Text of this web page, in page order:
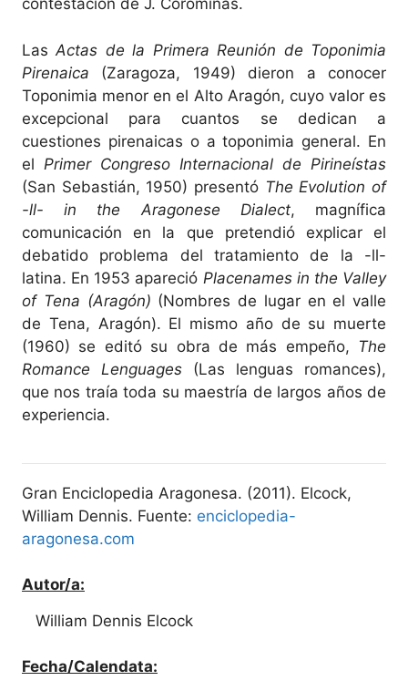
contestación de J. Corominas.
LasActas de la Primera Reunión de Toponimia
Pirenaica (Zaragoza, 1949) dieron a conocer
Toponimia menor en el Alto Aragón, cuyo valor es
excepcional para cuantos se dedican a
cuestiones pirenaicas o a toponimia general. En
el Primer Congreso Internacional de Pirineístas
(San Sebastián, 1950) presentó The Evolution of
-ll- in the Aragonese Dialect, magnífica
comunicación en la que pretendió explicar el
debatido problema del tratamiento de la -ll-
latina. En 1953 apareció Placenames in the Valley
of Tena (Aragón) (Nombres de lugar en el valle
de Tena, Aragón). El mismo año de su muerte
(1960) se editó su obra de más empeño, The
Romance Lenguages (Las lenguas romances),
que nos traía toda su maestría de largos años de
experiencia.
Gran Enciclopedia Aragonesa. (2011). Elcock,
William Dennis. Fuente: enciclopedia-
aragonesa.com
Autor/a:
William Dennis Elcock
Fecha/Calendata: